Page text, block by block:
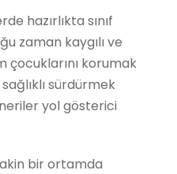
hazırlıkta sınıf
zaman kaygılı ve
çocuklarını korumak
sürdürmek
yol gösterici
bir ortamda